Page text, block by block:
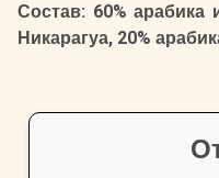
Состав: 60% арабика
Никарагуа, 20%